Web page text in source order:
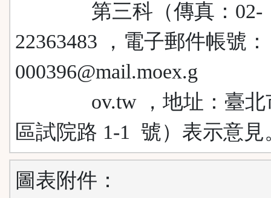
第三科（傳真：02-
22363483 ，電子郵件帳號：
000396@mail.moex.g
ov.tw ，地址：臺北
區試院路 1-1 號）表示意見
圖表附件：